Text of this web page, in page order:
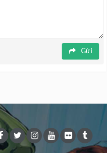
bức tranh siêu thực Not to
với người xem, góp phần
Gửi